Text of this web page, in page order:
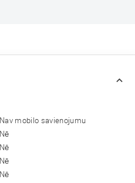
Nav mobilo savienojumu
Nē
Nē
Nē
Nē